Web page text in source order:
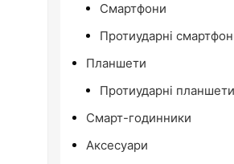
Смартфони
Протиударні
Планшети
Протиударні планшети
Смарт-годинники
Аксесуари